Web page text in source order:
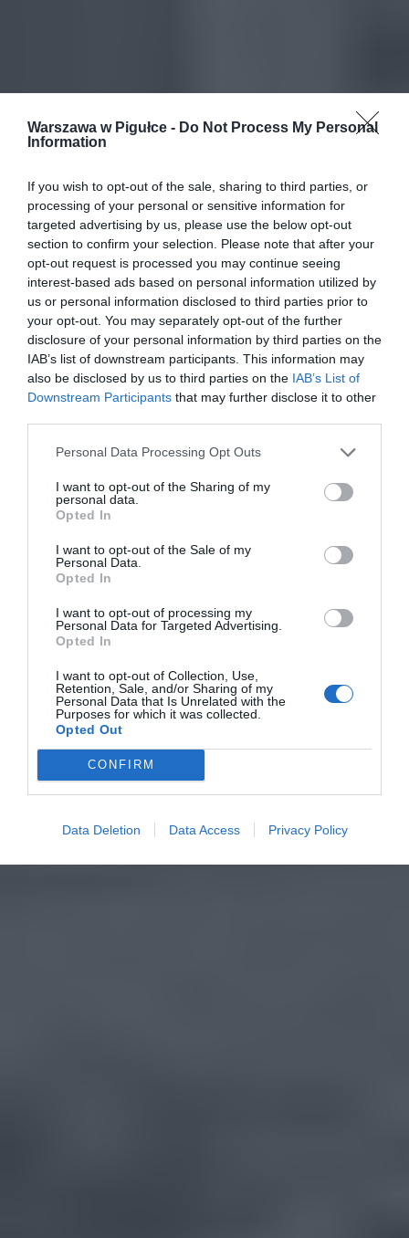
Warszawa w Pigułce - Do Not Process My Personal
Information
If you wish to opt-out of the sale, sharing to third parties, or
processing of your personal or sensitive information for
targeted advertising by us, please use the below opt-out
section to confirm your selection. Please note that after your
opt-out request is processed you may continue seeing
interest-based ads based on personal information utilized by
us or personal information disclosed to third parties prior to
your opt-out. You may separately opt-out of the further
disclosure of your personal information by third parties on the
IAB’s list of downstream participants. This information may
also be disclosed by us to third parties on the IAB’s List of
Downstream Participants that may further disclose it to other
Personal Data Processing Opt Outs
I want to opt-out of the Sharing of my
personal data.
Opted In
I want to opt-out of the Sale of my
Personal Data.
Opted In
I want to opt-out of processing my
Personal Data for Targeted Advertising.
Opted In
I want to opt-out of Collection, Use,
Retention, Sale, and/or Sharing of my
Personal Data that Is Unrelated with the
Purposes for which it was collected.
Opted Out
CONFIRM
Data Deletion Data Access Privacy Policy